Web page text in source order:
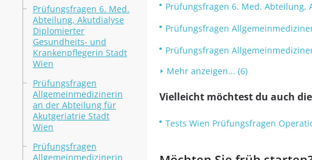
Prüfungsfragen 6. Med.
Abteilung, Akutdialyse
Diplomierter
Gesundheits- und
Krankenpflegerin Stadt
Wien
Prüfungsfragen
Allgemeinmedizinerin
an der Abteilung für
Akutgeriatrie Stadt
Wien
Prüfungsfragen
Allgemeinmedizinerin
Prüfungsfragen 6. Med. Abteilung,
Prüfungsfragen
Prüfungsfragen
Mehr anzeigen... (6)
Vielleicht möchtest du auch
Tests Wien Prüfungsfragen